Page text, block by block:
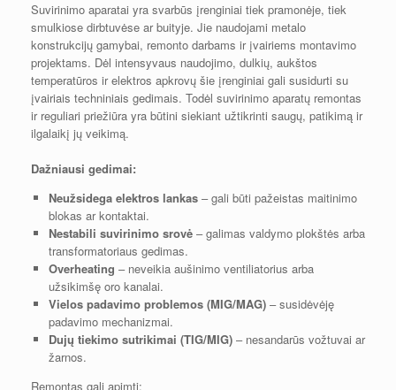
Suvirinimo aparatai yra svarbūs įrenginiai tiek pramonėje, tiek
smulkiose dirbtuvėse ar buityje. Jie naudojami metalo
konstrukcijų gamybai, remonto darbams ir įvairiems montavimo
projektams. Dėl intensyvaus naudojimo, dulkių, aukštos
temperatūros ir elektros apkrovų šie įrenginiai gali susidurti su
įvairiais techniniais gedimais. Todėl suvirinimo aparatų remontas
ir reguliari priežiūra yra būtini siekiant užtikrinti saugų, patikimą ir
ilgalaikį jų veikimą.
Dažniausi gedimai:
Neužsidega elektros lankas– gali būti pažeistas maitinimo
blokas ar kontaktai.
Nestabili suvirinimo srovė– galimas valdymo plokštės arba
transformatoriaus gedimas.
Overheating – neveikia aušinimo ventiliatorius arba
užsikimšę oro kanalai.
Vielos padavimo problemos (MIG/MAG)– susidėvėję
padavimo mechanizmai.
Dujų tiekimo sutrikimai (TIG/MIG)– nesandarūs vožtuvai ar
žarnos.
Remontas gali apimti: